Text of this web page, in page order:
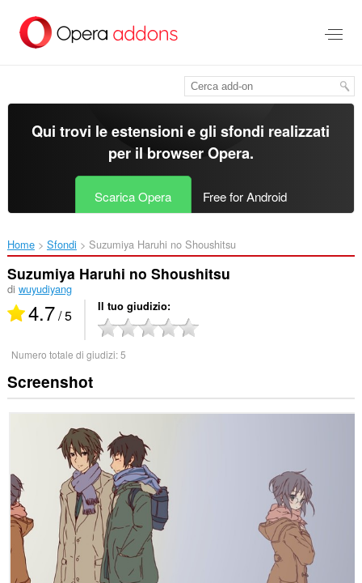
contenuto
Qui trovi le estensioni e gli sfondi realizzati
per il browser Opera.
Scarica Opera Free for Android
Home Sfondi Suzumiya Haruhi no Shoushitsu‎
Suzumiya Haruhi no Shoushitsu
di wuyudiyang
4.7/ 5 Il tuo giudizio
Numero totale di giudizi:5
Screenshot